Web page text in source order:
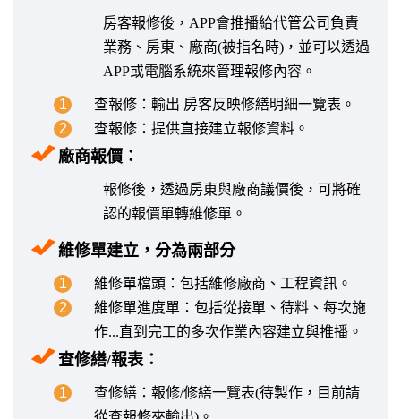
房客報修後，APP會推播給代管公司負責
業務、房東、廠商(被指名時)，並可以透過
APP或電腦系統來管理報修內容。
1
查報修：輸出 房客反映修繕明細一覽表。
2
查報修：提供直接建立報修資料。
廠商報價：
報修後，透過房東與廠商議價後，可將確
認的報價單轉維修單。
維修單建立，分為兩部分
1
維修單檔頭：包括維修廠商、工程資訊。
2
維修單進度單：包括從接單、待料、每次施
作...直到完工的多次作業內容建立與推播。
查修繕/報表：
1
查修繕：報修/修繕一覽表(待製作，目前請